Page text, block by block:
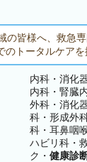
の皆様へ、救急
トータルケアを
内科・消化
内科・腎臓
外科・消化
科・形成外
科・耳鼻咽
ハビリ科・
ク・健康診